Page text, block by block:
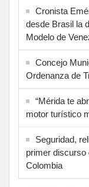
Cronista
desde Brasil la
Modelo de
Concejo
Ordenanza de
“Mérida te
motor turístico
Seguridad,
primer discurso
Colombia